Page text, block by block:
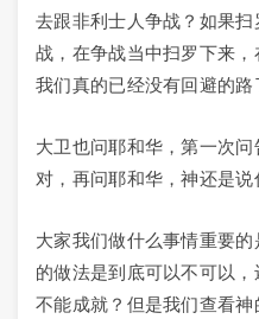
去跟非利士人争战？如果
战，在争战当中扫罗下来，
我们真的已经没有回避的路
大卫也问耶和华，第一次
对，再问耶和华，神还是说
大家我们做什么事情重要
的做法是到底可以不可以
不能成就？但是我们查看